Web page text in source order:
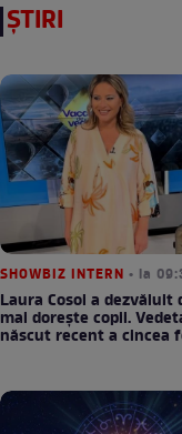
ȘTIRI
SHOWBIZ INTERN • la
Laura Cosoi a dezvăluit
mai dorește copii.
născut recent a cincea